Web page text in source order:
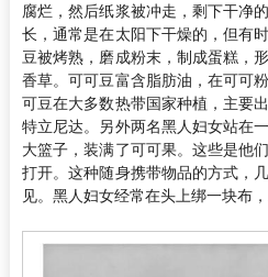
腐烂，然后纸浆被冲走，剩下干净
长，通常是在太阳下干燥的，但有
豆被烤熟，磨成粉末，制成蛋糕，
香草。可可豆富含脂肪油，在可可
可豆在大多数热带国家种植，主要
特立尼达。另外两名黑人妇女站在
大篮子，装满了可可果。这些是他
打开。这种随身携带物品的方式，
见。黑人妇女经常在头上绑一块布